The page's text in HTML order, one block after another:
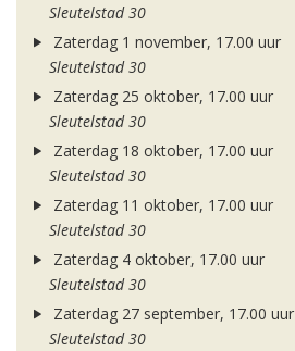
Sleutelstad 30
Zaterdag 1 november, 17.00 uur
Sleutelstad 30
Zaterdag 25 oktober, 17.00 uur
Sleutelstad 30
Zaterdag 18 oktober, 17.00 uur
Sleutelstad 30
Zaterdag 11 oktober, 17.00 uur
Sleutelstad 30
Zaterdag 4 oktober, 17.00 uur
Sleutelstad 30
Zaterdag 27 september, 17.00 uur
Sleutelstad 30